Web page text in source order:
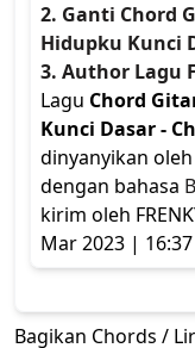
2. Ganti Chord
Hidupku Kunci
3. Author Lagu
Lagu Chord
Kunci Dasar -
dinyanyikan oleh
dengan bahasa
kirim oleh
Mar 2023 | 16:37
Bagikan Chords /